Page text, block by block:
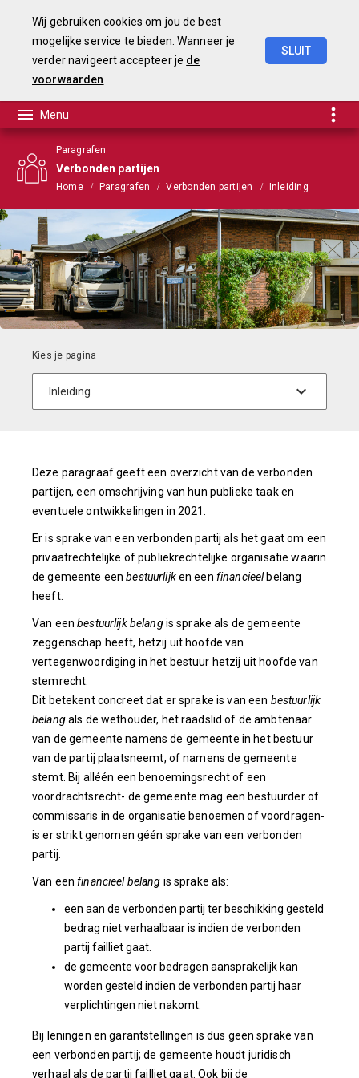
Paragrafen
Verbonden partijen
Home Paragrafen Verbonden partijen Inleiding
Deze paragraaf geeft een overzicht van de verbonden
partijen, een omschrijving van hun publieke taak en
eventuele ontwikkelingen in 2021.
Er is sprake van een verbonden partij als het gaat om een
privaatrechtelijke of publiekrechtelijke organisatie waarin
de gemeente een bestuurlijk en een financieel belang
heeft.
Van eenbestuurlijk belang is sprake als de gemeente
zeggenschap heeft, hetzij uit hoofde van
vertegenwoordiging in het bestuur hetzij uit hoofde van
stemrecht.
Dit betekent concreet dat er sprake is van een bestuurlijk
belangals de wethouder, het raadslid of de ambtenaar
van de gemeente namens de gemeente in het bestuur
van de partij plaatsneemt, of namens de gemeente
stemt. Bij alléén een benoemingsrecht of een
voordrachtsrecht- de gemeente mag een bestuurder of
commissaris in de organisatie benoemen of voordragen-
is er strikt genomen géén sprake van een verbonden
partij.
Van eenfinancieel belang is sprake als:
een aan de verbonden partij ter beschikking gesteld
bedrag niet verhaalbaar is indien de verbonden
partij failliet gaat.
de gemeente voor bedragen aansprakelijk kan
worden gesteld indien de verbonden partij haar
verplichtingen niet nakomt.
Bij leningen en garantstellingen is dus geen sprake van
een verbonden partij; de gemeente houdt juridisch
verhaal als de partij failliet gaat. Ook bij de
Wij gebruiken cookies om jou de best
mogelijke service te bieden. Wanneer je
verder navigeert accepteer je de
voorwaarden
SLUIT